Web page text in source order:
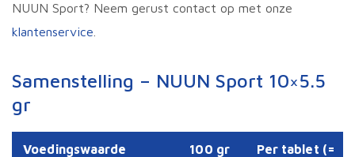
NUUN Sport? Neem gerust contact op met onze
klantenservice
Samenstelling – NUUN Sport 10×5.5
gr
Voedingswaarde 100 gr
Per tablet (=